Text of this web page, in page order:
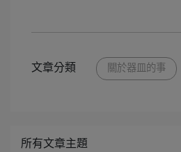
文章分類 關於器皿的事
所有文章主題